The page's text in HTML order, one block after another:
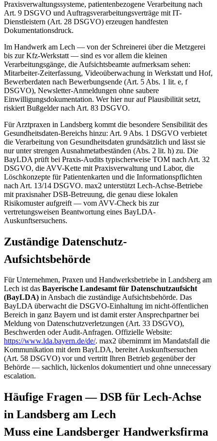
Praxisverwaltungssysteme, patientenbezogene Verarbeitung nach
Art. 9 DSGVO und Auftragsverarbeitungsverträge mit IT-
Dienstleistern (Art. 28 DSGVO) erzeugen handfesten
Dokumentationsdruck.
Im Handwerk am Lech — von der Schreinerei über die Metzgerei
bis zur Kfz-Werkstatt — sind es vor allem die kleinen
Verarbeitungsgänge, die Aufsichtsbeamte aufmerksam sehen:
Mitarbeiter-Zeiterfassung, Videoüberwachung in Werkstatt und Hof,
Bewerberdaten nach Bewerbungsende (Art. 5 Abs. 1 lit. e, f
DSGVO), Newsletter-Anmeldungen ohne saubere
Einwilligungsdokumentation. Wer hier nur auf Plausibilität setzt,
riskiert Bußgelder nach Art. 83 DSGVO.
Für Arztpraxen in Landsberg kommt die besondere Sensibilität des
Gesundheitsdaten-Bereichs hinzu: Art. 9 Abs. 1 DSGVO verbietet
die Verarbeitung von Gesundheitsdaten grundsätzlich und lässt sie
nur unter strengen Ausnahmetatbeständen (Abs. 2 lit. h) zu. Die
BayLDA prüft bei Praxis-Audits typischerweise TOM nach Art. 32
DSGVO, die AVV-Kette mit Praxisverwaltung und Labor, die
Löschkonzepte für Patientenkarten und die Informationspflichten
nach Art. 13/14 DSGVO. max2 unterstützt Lech-Achse-Betriebe
mit praxisnaher DSB-Betreuung, die genau diese lokalen
Risikomuster aufgreift — vom AVV-Check bis zur
vertretungsweisen Beantwortung eines BayLDA-
Auskunftsersuchens.
Zuständige Datenschutz-
Aufsichtsbehörde
Für Unternehmen, Praxen und Handwerksbetriebe in Landsberg am
Lech ist das Bayerische Landesamt für Datenschutzaufsicht
(BayLDA) in Ansbach die zuständige Aufsichtsbehörde. Das
BayLDA überwacht die DSGVO-Einhaltung im nicht-öffentlichen
Bereich in ganz Bayern und ist damit erster Ansprechpartner bei
Meldung von Datenschutzverletzungen (Art. 33 DSGVO),
Beschwerden oder Audit-Anfragen. Offizielle Website:
https://www.lda.bayern.de/de/. max2 übernimmt im Mandatsfall die
Kommunikation mit dem BayLDA, bereitet Auskunftsersuchen
(Art. 58 DSGVO) vor und vertritt Ihren Betrieb gegenüber der
Behörde — sachlich, lückenlos dokumentiert und ohne unnecessary
escalation.
Häufige Fragen — DSB für Lech-Achse
in Landsberg am Lech
Muss eine Landsberger Handwerksfirma